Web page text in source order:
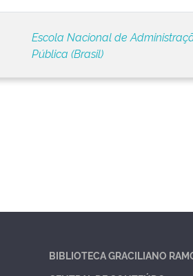
Escola Nacional de
Pública (Brasil)
BIBLIOTECA GRACILIANO